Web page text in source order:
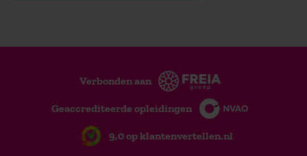
Verbonden aan
Geaccrediteerde opleidingen
9,0 op klantenvertellen.nl